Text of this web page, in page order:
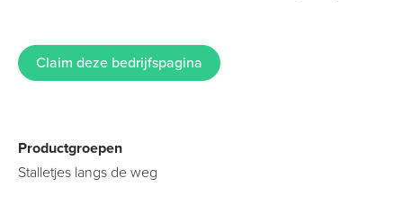
Claim deze bedrijfspagina
Productgroepen
Stalletjes langs de weg